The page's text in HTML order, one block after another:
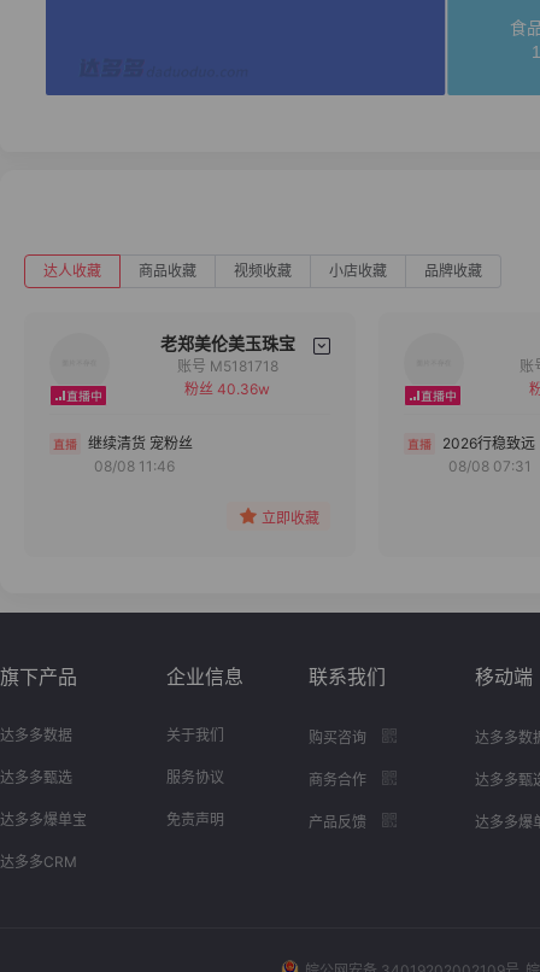
达人收藏 商品收藏 视频收藏 小店收藏 品牌收藏
老郑美伦美玉珠宝
备注
账号 M5181718
粉丝 40.36w
继续清货 宠粉丝
08/08 11:46
立即收藏
2026行稳致远
08/08 07:31
旗下产品
达多多数据
达多多甄选
达多多爆单宝
达多多CRM
企业信息
关于我们
服务协议
免责声明
联系我们
购买咨询
商务合作
产品反馈
移动端
达多多数
达多多甄
达多多爆